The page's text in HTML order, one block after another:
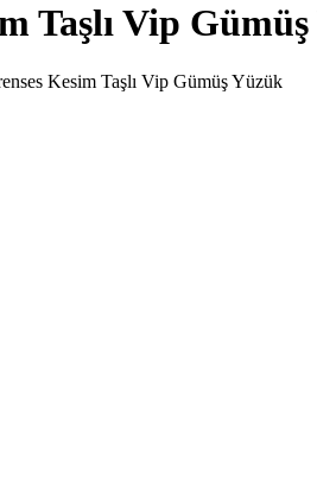
Taşlı Vip
Kesim Taşlı Vip Gümüş Yüzük